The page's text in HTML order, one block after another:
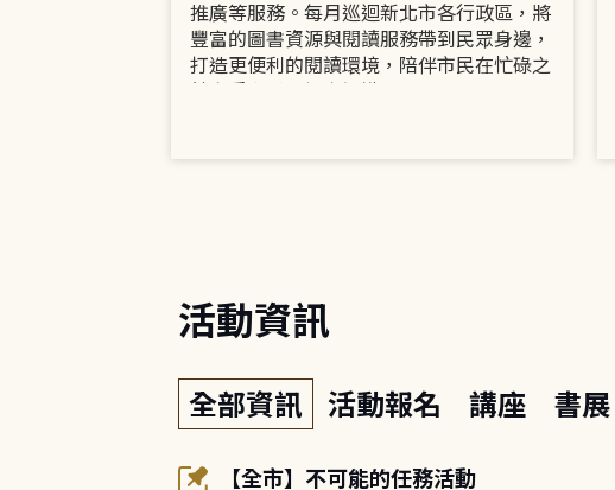
推廣等服務。每月巡迴新北市各行政區，將
豐富的圖書資源與閱讀服務帶到民眾身邊，
打造更便利的閱讀環境，陪伴市民在忙碌之
活動資訊
全部資訊 活動報名 講座 書展
【全市】不可能的任務活動